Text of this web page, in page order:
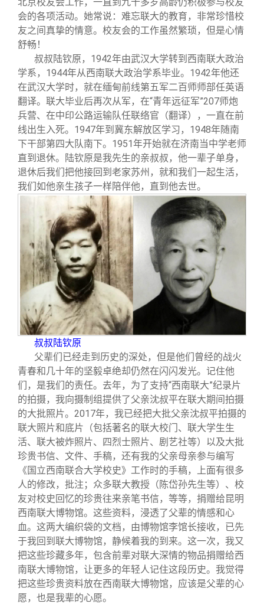
会的各项活动。她常说：难忘联大的教育，非常珍惜校
友之间真挚的情意。校友会的工作虽然繁琐，但是心情
舒畅！
叔叔陆钦原，1942年由武汉大学转到西南联大政治
学系，1944年从西南联大政治学系毕业。1942年他还
在武汉大学时，就在缅甸前线第五军二百师师部任英语
翻译。联大毕业后再次从军，在“青年远征军”207师炮
兵营、在中印公路运输队任联络官（翻译），一直在前
线出生入死。1947年到冀东解放区学习，1948年随南
下干部第四大队南下。1951年开始就在济南当中学老师
直到退休。陆钦原是我先生的亲叔叔，他一辈子单身，
退休后我们把他接回到老家苏州，就和我们一起生活，
我们如他亲生孩子一样陪伴他，直到他去世。
叔叔陆钦原
父辈们已经走到历史的深处，但是他们曾经的战火
青春和几十年的坚毅卓绝却仍然在闪闪发光。记住他
们，是我们的责任。去年，为了支持“西南联大”纪录片
的拍摄，我向摄制组提供了父亲沈叔平在联大期间拍摄
的大批照片。2017年，我已经把大批父亲沈叔平拍摄的
联大照片和底片（包括著名的联大校门、联大学生生
活、联大被炸照片、四烈士照片、剧艺社等）以及大批
珍贵书信、文件、手稿，还有我的父亲母亲参与编写
《国立西南联合大学校史》工作时的手稿，上面有很多
人的修改，批注；众多联大教授（陈岱孙先生等）、校
友对校史回忆的珍贵往来亲笔书信，等等，捐赠给昆明
西南联大博物馆。这些资料，浸透了父辈的情感和心
血。这两大编织袋的文档，由博物馆李馆长接收，已先
于我回到联大博物馆，静候着我的到来。这一次，我又
把这些珍藏多年，包含前辈对联大深情的物品捐赠给西
南联大博物馆，让更多的年轻人记住这段历史。我觉得
把这些珍贵资料放在西南联大博物馆，应该是父辈的心
愿，也是我辈的心愿。